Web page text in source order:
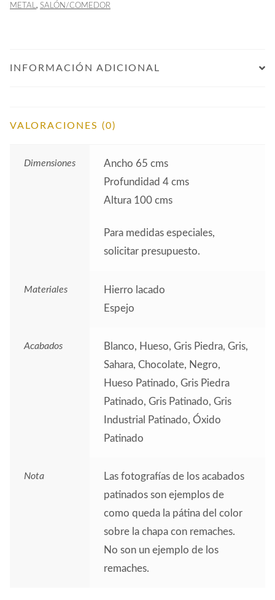
METAL , SALÓN/COMEDOR
INFORMACIÓN ADICIONAL
VALORACIONES (0)
Dimensiones
Ancho 65 cms
Profundidad 4 cms
Altura 100 cms
Para medidas especiales,
solicitar presupuesto.
Materiales
Hierro lacado
Espejo
Acabados
Blanco, Hueso, Gris Piedra, Gris,
Sahara, Chocolate, Negro,
Hueso Patinado, Gris Piedra
Patinado, Gris Patinado, Gris
Industrial Patinado, Óxido
Patinado
Nota
Las fotografías de los acabados
patinados son ejemplos de
como queda la pátina del color
sobre la chapa con remaches.
No son un ejemplo de los
remaches.